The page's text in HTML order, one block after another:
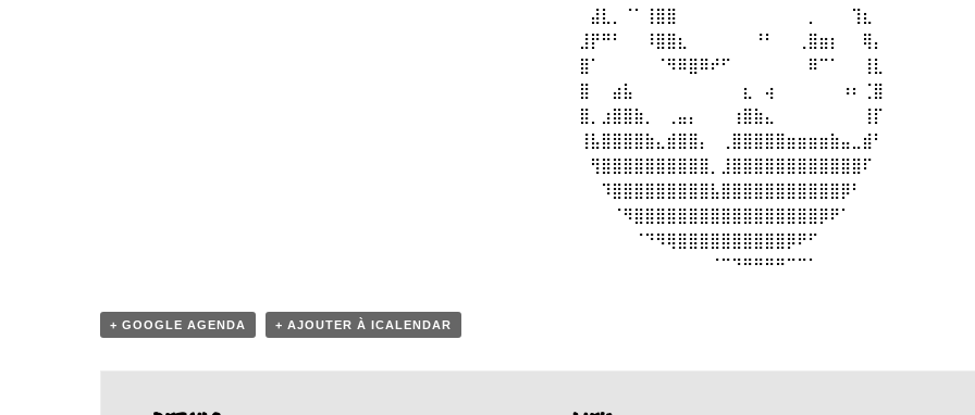
⠀⠀⣼⣇⡀⠈⠁⢸⣿⣿⠀⠀⠀⠀⠀⠀⠀⠀⠀⠀⠀⠀⡀⠀⠀⠀⢹⣆⠀⠀
⠀⣸⡟⠛⠃⠀⠀⠸⣿⣿⣆⠀⠀⠀⠀⠀⠀⠘⠃⠀⠀⢀⣿⣶⡆⠀⠀⢿⡄⠀
⠀⣿⠁⠀⠀⠀⠀⠀⠈⠻⠿⣿⠿⠞⠋⠀⠀⠀⠀⠀⠀⠀⠿⠉⠁⠀⠀⢸⣇⠀
⠀⣿⠀⠀⣴⣧⠀⠀⠀⠀⠀⠀⠀⠀⠀⠀⣆⠀⢴⠀⠀⠀⠀⠀⠀⠰⠆⢈⣿⠀
⠀⣿⡀⣰⣿⣿⣷⡀⠀⢀⣤⡄⠀⠀⠀⢰⣿⣷⣄⠀⠀⠀⠀⠀⠀⠀⠀⢸⡏⠀
⠀⢸⣧⣿⣿⣿⣿⣷⣄⣾⣿⣿⡄⠀⢀⣿⣿⣿⣿⣿⣶⣶⣶⣶⣷⣤⣀⣾⠃⠀
⠀⠀⢻⣿⣿⣿⣿⣿⣿⣿⣿⣿⣿⡀⣸⣿⣿⣿⣿⣿⣿⣿⣿⣿⣿⣿⣿⠏⠀⠀
⠀⠀⠀⠹⣿⣿⣿⣿⣿⣿⣿⣿⣿⣧⣿⣿⣿⣿⣿⣿⣿⣿⣿⣿⣿⡿⠃⠀⠀⠀
⠀⠀⠀⠀⠈⠻⣿⣿⣿⣿⣿⣿⣿⣿⣿⣿⣿⣿⣿⣿⣿⣿⣿⡿⠟⠁⠀⠀⠀⠀
⠀⠀⠀⠀⠀⠀⠈⠙⠻⢿⣿⣿⣿⣿⣿⣿⣿⣿⣿⣿⡿⠟⠋⠀⠀⠀⠀⠀⠀⠀
⠀⠀⠀⠀⠀⠀⠀⠀⠀⠀⠈⠉⠙⠛⠛⠛⠛⠉⠉⠁⠀⠀⠀⠀
+ GOOGLE AGENDA + AJOUTER À ICALENDAR